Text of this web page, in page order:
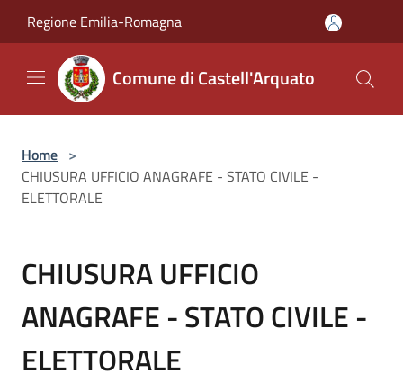
Regione Emilia-Romagna
Comune di Castell'Arquato
Home >
CHIUSURA UFFICIO ANAGRAFE - STATO CIVILE -
ELETTORALE
CHIUSURA UFFICIO
ANAGRAFE - STATO CIVILE -
ELETTORALE